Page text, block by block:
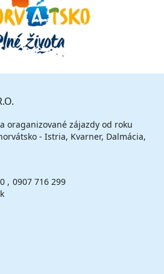
oraganizované zájazdy od roku
- Istria, Kvarner, Dalmácia,
0907 716 299